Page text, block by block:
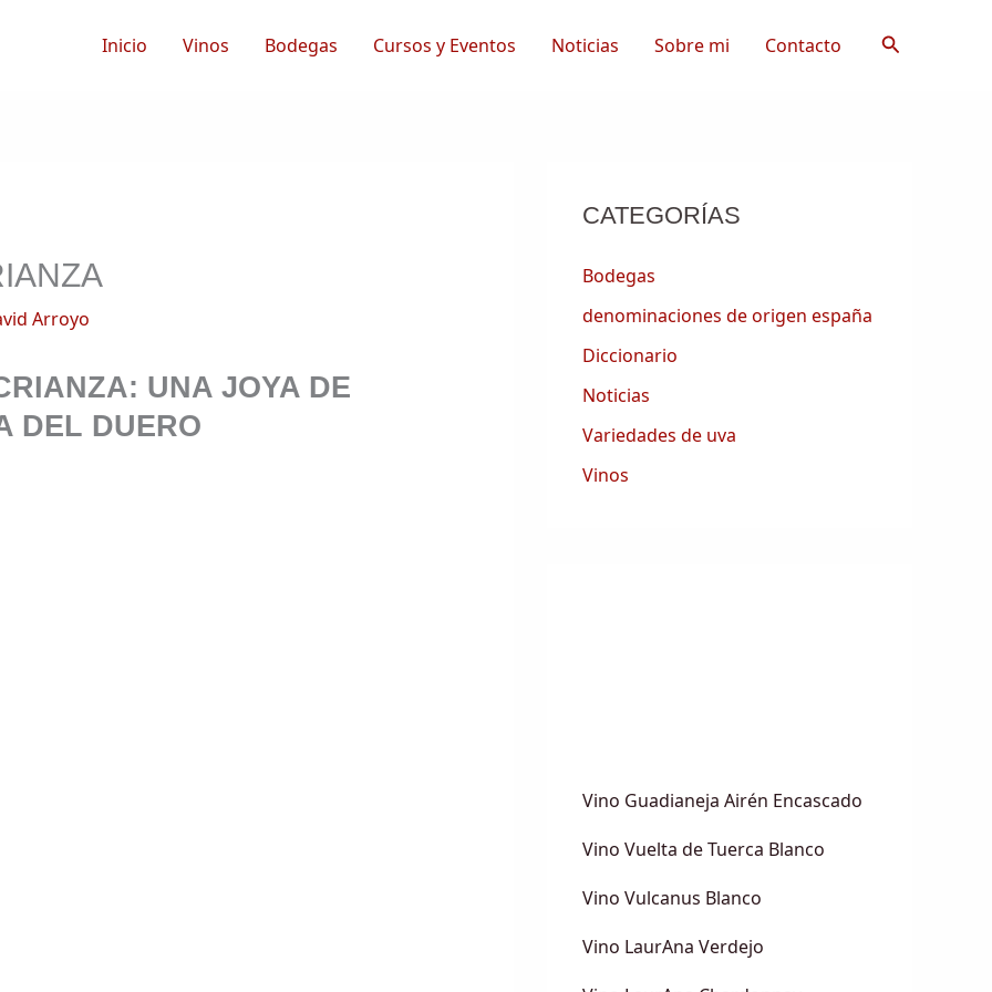
Inicio Vinos Bodegas Cursos y Eventos Noticias Sobre mi Contacto Buscar
Arroyo
UNA JOYA DE
DEL DUERO
CATEGORÍAS
Bodegas
denominaciones de origen españa
Diccionario
Noticias
Variedades de uva
Vinos
Vino Guadianeja Airén Encascado
Vino Vuelta de Tuerca Blanco
Vino Vulcanus Blanco
Vino LaurAna Verdejo